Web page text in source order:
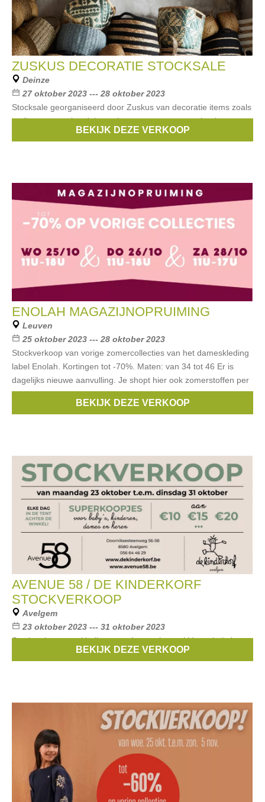
ZUSKUS DECORATIE STOCKSALE
Deinze
27 oktober 2023 --- 28 oktober 2023
Stocksale georganiseerd door Zuskus van decoratie items zoals
tapijten, vazen, kandelaars, kussens en meer aan kortingen tot
BEKIJK DEZE VERKOOP
ENOLAH MAGAZIJNOPRUIMING
Leuven
25 oktober 2023 --- 28 oktober 2023
Stockverkoop van vorige zomercollecties van het dameskleding
label Enolah. Kortingen tot -70%. Maten: van 34 tot 46 Er is
dagelijks nieuwe aanvulling. Je shopt hier ook zomerstoffen per
meter.
EnolahBEKIJK DEZE VERKOOP
AVENUE 58 / DE KINDERKORF
STOCKVERKOOP
Avelgem
23 oktober 2023 --- 31 oktober 2023
Stockverkoop van kleding voor dames, heren kids en baby's
georganiseerd door Avenue 58 en de kinderkorf.
BEKIJK DEZE VERKOOP